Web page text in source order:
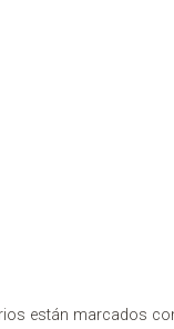
están marcados